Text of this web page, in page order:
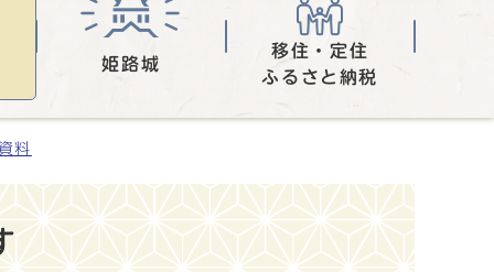
姫路城
移住・定住
ふるさと納税
料